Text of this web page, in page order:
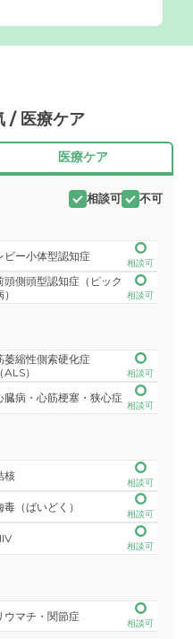
/ 医療ケア
医療ケア
相談可 不可
ビー小体型認知症
相談可
頭側頭型認知症（ピック
相談可
萎縮性側索硬化症
（ALS）
相談可
臓病・心筋梗塞・狭心症
相談可
核
相談可
毒（ばいどく）
相談可
相談可
ウマチ・関節症
相談可